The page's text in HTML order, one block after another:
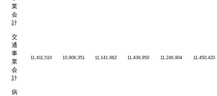
業
会
計
交
通
事
業
会
計
11,411,510 10,906,351 11,141,662 11,439,950 11,246,904 11,450,420
病